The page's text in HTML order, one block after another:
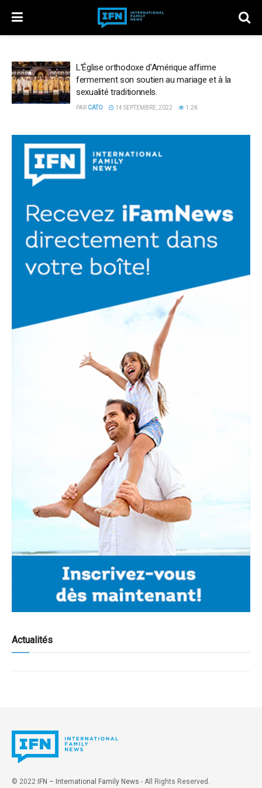
L’Église orthodoxe d’Amérique affirme
fermement son soutien au mariage et à la
sexualité traditionnels.
PAR CATO 14 SEPTEMBRE, 2022 1.2K
Actualités
© 2022 IFN – International Family News - All Rights Reserved.